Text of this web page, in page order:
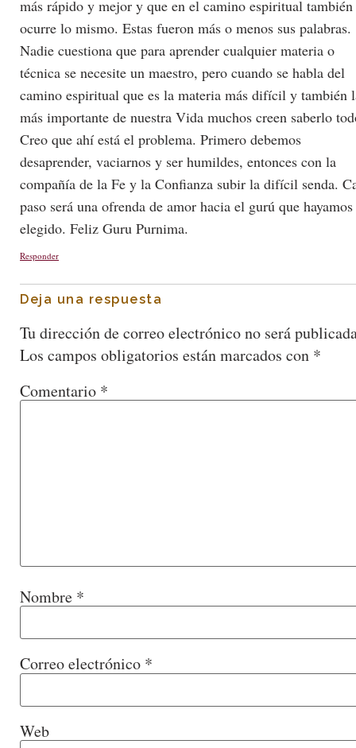
más rápido y mejor y que en el camino espiritual también
ocurre lo mismo. Estas fueron más o menos sus palabras.
Nadie cuestiona que para aprender cualquier materia o
técnica se necesite un maestro, pero cuando se habla del
camino espiritual que es la materia más difícil y también
más importante de nuestra Vida muchos creen saberlo
Creo que ahí está el problema. Primero debemos
desaprender, vaciarnos y ser humildes, entonces con la
compañía de la Fe y la Confianza subir la difícil senda.
paso será una ofrenda de amor hacia el gurú que hayamos
elegido. Feliz Guru Purnima.
Responder
Deja una respuesta
Tu dirección de correo electrónico no será
Los campos obligatorios están marcados con *
Comentario *
Nombre *
Correo electrónico *
Web